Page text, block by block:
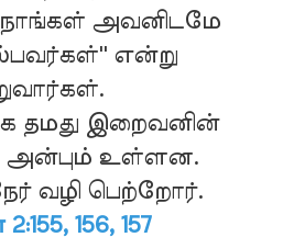
நாங்கள் அவனிடமே
என்று
தமது இறைவனின்
அன்பும் உள்ளன.
வழி பெற்றோர்.
156, 157